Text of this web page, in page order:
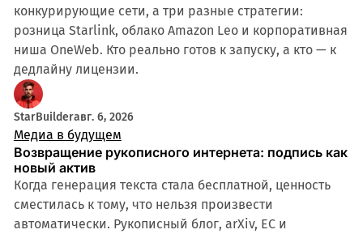
конкурирующие сети, а три разные стратегии:
розница Starlink, облако Amazon Leo и корпоративная
ниша OneWeb. Кто реально готов к запуску, а кто — к
дедлайну лицензии.
StarBuilderавг. 6, 2026
Медиа в будущем
Возвращение рукописного интернета: подпись как
новый актив
Когда генерация текста стала бесплатной, ценность
сместилась к тому, что нельзя произвести
автоматически. Рукописный блог, arXiv, ЕС и